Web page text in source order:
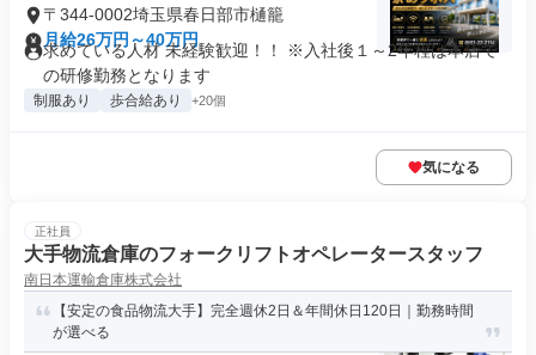
〒344-0002埼玉県春日部市樋籠
月給26万円～40万円
求めている人材 未経験歓迎！！ ※入社後１～2年程は本店で
の研修勤務となります
制服あり 歩合給あり +20個
気になる
正社員
大手物流倉庫のフォークリフトオペレータースタッフ
南日本運輸倉庫株式会社
【安定の食品物流大手】完全週休2日＆年間休日120日｜勤務時間
が選べる